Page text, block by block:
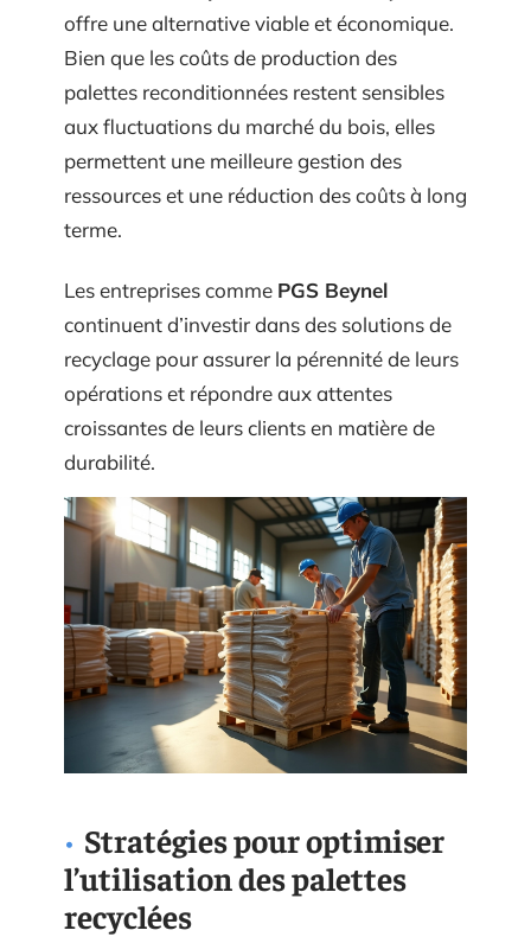
offre une alternative viable et économique.
Bien que les coûts de production des
palettes reconditionnées restent sensibles
aux fluctuations du marché du bois, elles
permettent une meilleure gestion des
ressources et une réduction des coûts à long
terme.
Les entreprises comme PGS Beynel
continuent d’investir dans des solutions de
recyclage pour assurer la pérennité de leurs
opérations et répondre aux attentes
croissantes de leurs clients en matière de
durabilité.
Stratégies pour optimiser
l’utilisation des palettes
recyclées